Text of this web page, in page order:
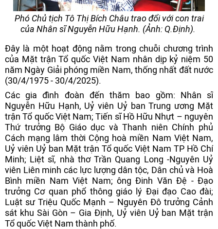
Phó Chủ tịch Tô Thị Bích Châu trao đổi với con trai
của Nhân sĩ Nguyễn Hữu Hạnh. (Ảnh: Q.Định).
Đây là một hoạt động nằm trong chuỗi chương trình
của Mặt trận Tổ quốc Việt Nam nhân dịp kỷ niệm 50
năm Ngày Giải phóng miền Nam, thống nhất đất nước
(30/4/1975 - 30/4/2025).
Các gia đình đoàn đến thăm bao gồm: Nhân sĩ
Nguyễn Hữu Hạnh, Uỷ viên Uỷ ban Trung ương Mặt
trận Tổ quốc Việt Nam; Tiến sĩ Hồ Hữu Nhựt – nguyên
Thứ trưởng Bộ Giáo dục và Thanh niên Chính phủ
Cách mạng lâm thời Cộng hoà miền Nam Việt Nam,
Uỷ viên Uỷ ban Mặt trận Tổ quốc Việt Nam TP Hồ Chí
Minh; Liệt sĩ, nhà thơ Trần Quang Long -Nguyên Uỷ
viên Liên minh các lực lượng dân tộc, Dân chủ và Hoà
Bình miền Nam Việt Nam; ông Đinh Văn Đệ - Đạo
trưởng Cơ quan phổ thông giáo lý Đại đạo Cao đài;
Luật sư Triệu Quốc Mạnh – Nguyên Đô trưởng Cảnh
sát khu Sài Gòn – Gia Định, Uỷ viên Uỷ ban Mặt trận
Tổ quốc Việt Nam thành phố.